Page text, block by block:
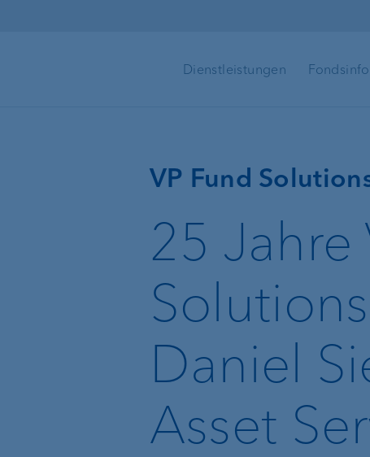
Dienstleistungen
Fondsdokumentationen
VP Fund
25 Jahre
Daniel
Asset